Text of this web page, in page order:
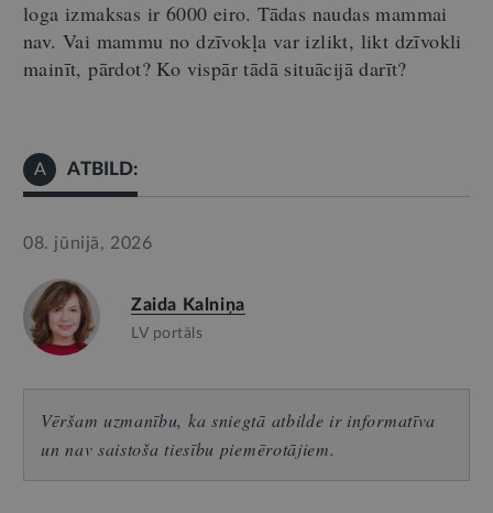
loga izmaksas ir 6000 eiro. Tādas naudas mammai
nav. Vai mammu no dzīvokļa var izlikt, likt dzīvokli
mainīt, pārdot? Ko vispār tādā situācijā darīt?
A ATBILD:
08. jūnijā, 2026
Zaida Kalniņa
LV portāls
Vēršam uzmanību, ka sniegtā atbilde ir informatīva
un nav saistoša tiesību piemērotājiem.